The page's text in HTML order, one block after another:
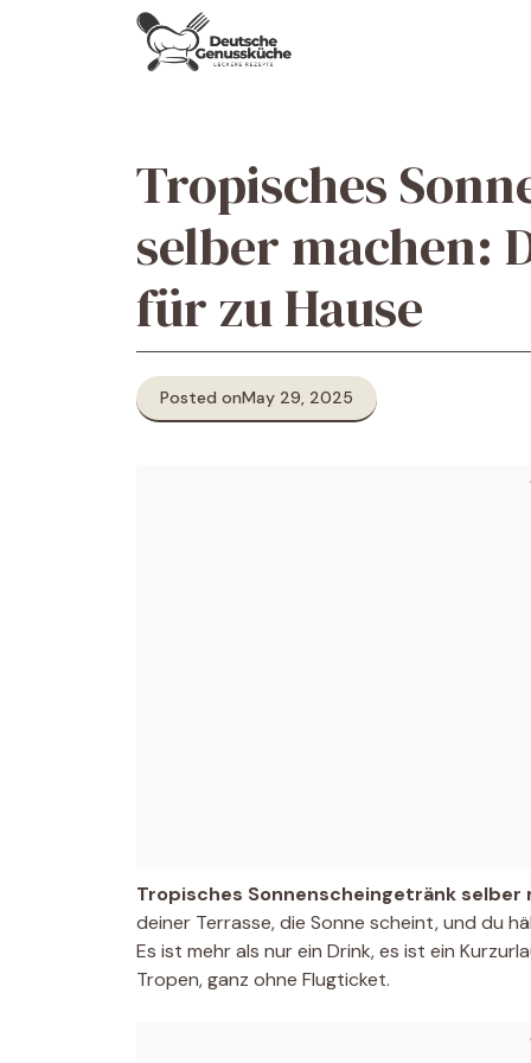
Tropisches
selber machen:
für zu Hause
Posted onMay 29, 2025
Tropisches Sonnenscheingetränk selber
deiner Terrasse, die Sonne scheint, und du
Es ist mehr als nur ein Drink, es ist ein
Tropen, ganz ohne Flugticket.